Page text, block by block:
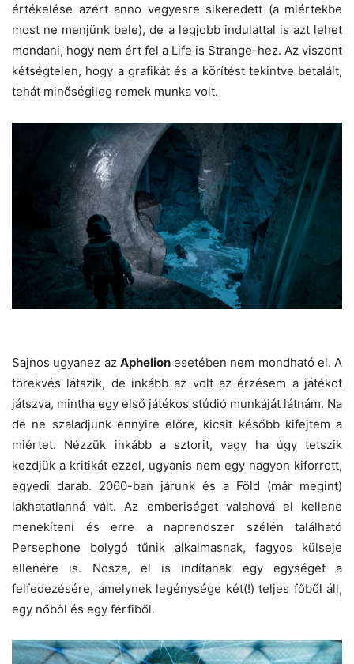
értékelése azért anno vegyesre sikeredett (a miértekbe
most ne menjünk bele), de a legjobb indulattal is azt lehet
mondani, hogy nem ért fel a Life is Strange-hez. Az viszont
kétségtelen, hogy a grafikát és a körítést tekintve betalált,
tehát minőségileg remek munka volt.
Sajnos ugyanez az Aphelionesetében nem mondható el. A
törekvés látszik, de inkább az volt az érzésem a játékot
játszva, mintha egy első játékos stúdió munkáját látnám. Na
de ne szaladjunk ennyire előre, kicsit később kifejtem a
miértet. Nézzük inkább a sztorit, vagy ha úgy tetszik
kezdjük a kritikát ezzel, ugyanis nem egy nagyon kiforrott,
egyedi darab. 2060-ban járunk és a Föld (már megint)
lakhatatlanná vált. Az emberiséget valahová el kellene
menekíteni és erre a naprendszer szélén található
Persephone bolygó tűnik alkalmasnak, fagyos külseje
ellenére is. Nosza, el is indítanak egy egységet a
felfedezésére, amelynek legénysége két(!) teljes főből áll,
egy nőből és egy férfiből.